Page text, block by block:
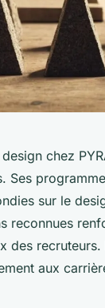
chez
Ses
sur le
reconnues
des
aux